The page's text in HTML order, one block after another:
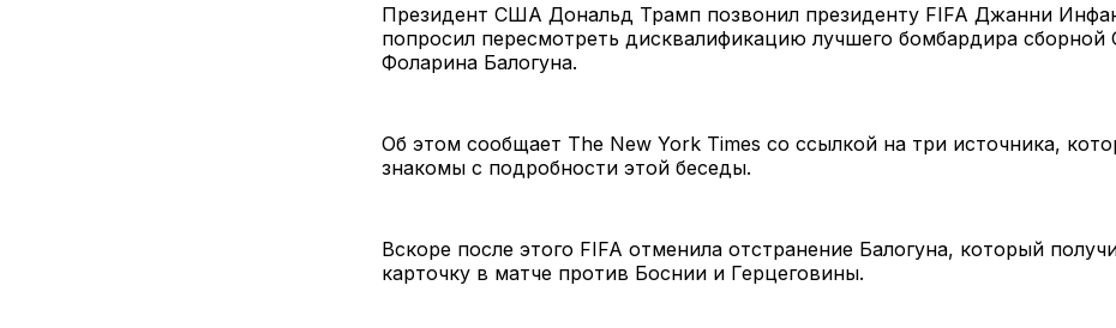
Президент США Дональд Трамп позвонил президенту FIFA Джанни
попросил пересмотреть дисквалификацию лучшего бомбардира
Фоларина Балогуна.
Об этом сообщает The New York Times со ссылкой на три источника,
знакомы с подробности этой беседы.
Вскоре после этого FIFA отменила отстранение Балогуна, который
карточку в матче против Боснии и Герцеговины.